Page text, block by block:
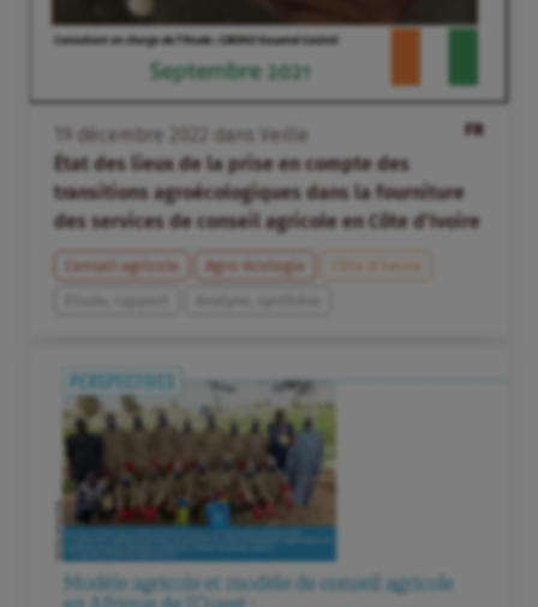
FR
décembre dans
Veille
État des lieux de la prise en compte des
transitions agroécologiques dans la fourniture
des services de conseil agricole en Côte d’Ivoire
Conseil agricole Agro-écologie
Côte d’Ivoire